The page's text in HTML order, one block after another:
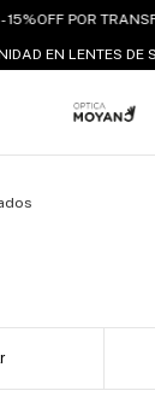
POR
EN LENTES DE